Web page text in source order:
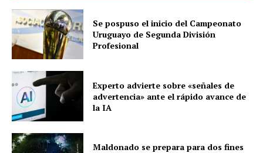
Se pospuso el inicio del Campeonato
Uruguayo de Segunda División
Profesional
Experto advierte sobre «señales de
advertencia» ante el rápido avance de
la IA
Maldonado se prepara para dos fines